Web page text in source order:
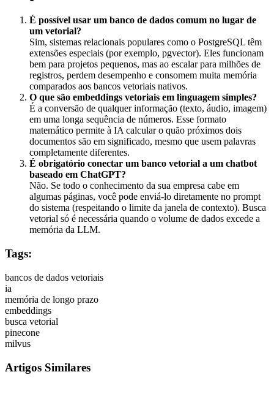
É possível usar um banco de dados comum no lugar de
um vetorial?
Sim, sistemas relacionais populares como o PostgreSQL têm
extensões especiais (por exemplo, pgvector). Eles funcionam
bem para projetos pequenos, mas ao escalar para milhões de
registros, perdem desempenho e consomem muita memória
comparados aos bancos vetoriais nativos.
O que são embeddings vetoriais em linguagem simples?
É a conversão de qualquer informação (texto, áudio, imagem)
em uma longa sequência de números. Esse formato
matemático permite à IA calcular o quão próximos dois
documentos são em significado, mesmo que usem palavras
completamente diferentes.
É obrigatório conectar um banco vetorial a um chatbot
baseado em ChatGPT?
Não. Se todo o conhecimento da sua empresa cabe em
algumas páginas, você pode enviá-lo diretamente no prompt
do sistema (respeitando o limite da janela de contexto). Busca
vetorial só é necessária quando o volume de dados excede a
memória da LLM.
Tags:
bancos de dados vetoriais
ia
memória de longo prazo
embeddings
busca vetorial
pinecone
milvus
Artigos Similares